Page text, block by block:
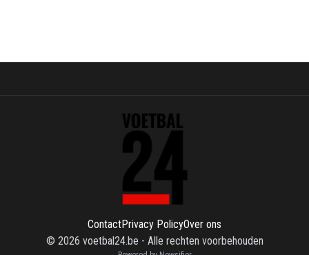
ContactPrivacy PolicyOver ons
© 2026 voetbal24.be - Alle rechten voorbehouden